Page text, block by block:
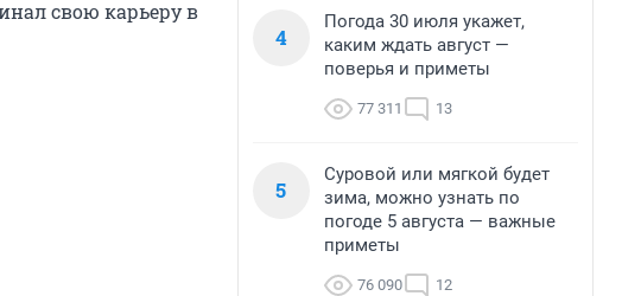
свою карьеру в
4
Погода 30 июля укажет,
каким ждать август —
поверья и приметы
77 311 13
5
Суровой или мягкой будет
зима, можно узнать по
погоде 5 августа — важные
приметы
76 090 12